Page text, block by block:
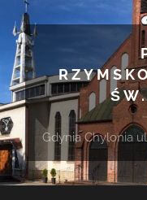
Gdynia Chylonia